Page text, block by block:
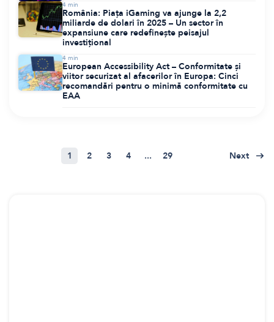
4 min
România: Piața iGaming va ajunge la 2,2
miliarde de dolari în 2025 – Un sector în
expansiune care redefinește peisajul
investițional
4 min
European Accessibility Act – Conformitate și
viitor securizat al afacerilor în Europa: Cinci
recomandări pentru o minimă conformitate cu
EAA
1 2 3 4 ... Next
29